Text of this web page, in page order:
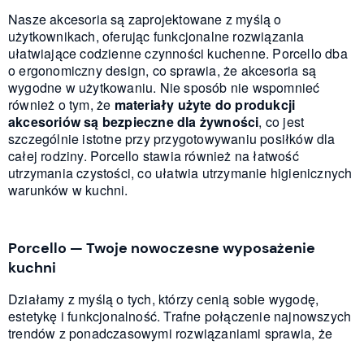
Nasze akcesoria są zaprojektowane z myślą o
użytkownikach, oferując funkcjonalne rozwiązania
ułatwiające codzienne czynności kuchenne. Porcello dba
o ergonomiczny design, co sprawia, że akcesoria są
wygodne w użytkowaniu. Nie sposób nie wspomnieć
również o tym, że materiały użyte do produkcji
akcesoriów są bezpieczne dla żywności, co jest
szczególnie istotne przy przygotowywaniu posiłków dla
całej rodziny. Porcello stawia również na łatwość
utrzymania czystości, co ułatwia utrzymanie higienicznych
warunków w kuchni.
Porcello — Twoje nowoczesne wyposażenie
kuchni
Działamy z myślą o tych, którzy cenią sobie wygodę,
estetykę i funkcjonalność. Trafne połączenie najnowszych
trendów z ponadczasowymi rozwiązaniami sprawia, że